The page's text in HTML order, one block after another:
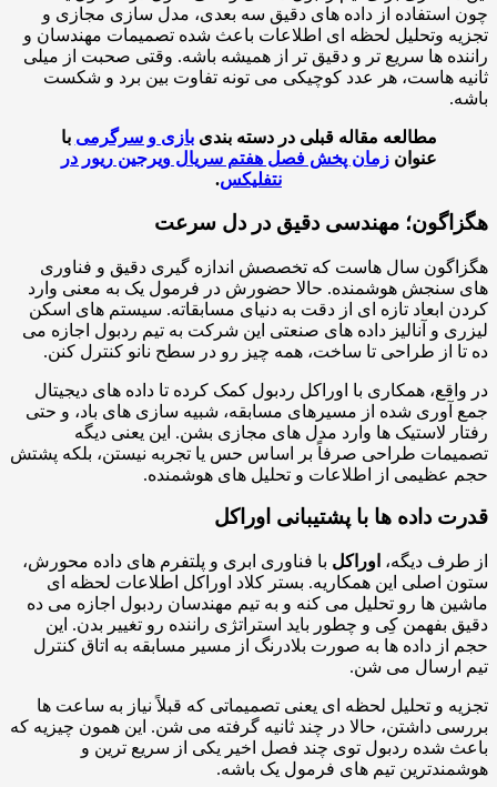
استفاده از داده های دقیق سه بعدی، مدل سازی مجازی و
وتحلیل لحظه ای اطلاعات باعث شده تصمیمات مهندسان و
ها سریع تر و دقیق تر از همیشه باشه. وقتی صحبت از میلی
هاست، هر عدد کوچیکی می تونه تفاوت بین برد و شکست
مطالعه مقاله قبلی در دسته بندیبازی و سرگرمیبا
عنوانزمان پخش فصل هفتم سریال ویرجین ریور در
نتفلیکس.
مهندسی دقیق در دل سرعت
سال هاست که تخصصش اندازه گیری دقیق و فناوری
سنجش هوشمنده. حالا حضورش در فرمول یک به معنی وارد
ابعاد تازه ای از دقت به دنیای مسابقاته. سیستم های اسکن
و آنالیز داده های صنعتی این شرکت به تیم ردبول اجازه می
از طراحی تا ساخت، همه چیز رو در سطح نانو کنترل کنن.
همکاری با اوراکل ردبول کمک کرده تا داده های دیجیتال
آوری شده از مسیرهای مسابقه، شبیه سازی های باد، و حتی
لاستیک ها وارد مدل های مجازی بشن. این یعنی دیگه
طراحی صرفاً بر اساس حس یا تجربه نیستن، بلکه پشتش
عظیمی از اطلاعات و تحلیل های هوشمنده.
داده ها با پشتیبانی اوراکل
دیگه،اوراکلبا فناوری ابری و پلتفرم های داده محورش،
اصلی این همکاریه. بستر کلاد اوراکل اطلاعات لحظه ای
ها رو تحلیل می کنه و به تیم مهندسان ردبول اجازه می ده
بفهمن کِی و چطور باید استراتژی راننده رو تغییر بدن. این
داده ها به صورت بلادرنگ از مسیر مسابقه به اتاق کنترل
ارسال می شن.
و تحلیل لحظه ای یعنی تصمیماتی که قبلاً نیاز به ساعت ها
داشتن، حالا در چند ثانیه گرفته می شن. این همون چیزیه که
شده ردبول توی چند فصل اخیر یکی از سریع ترین و
تیم های فرمول یک باشه.